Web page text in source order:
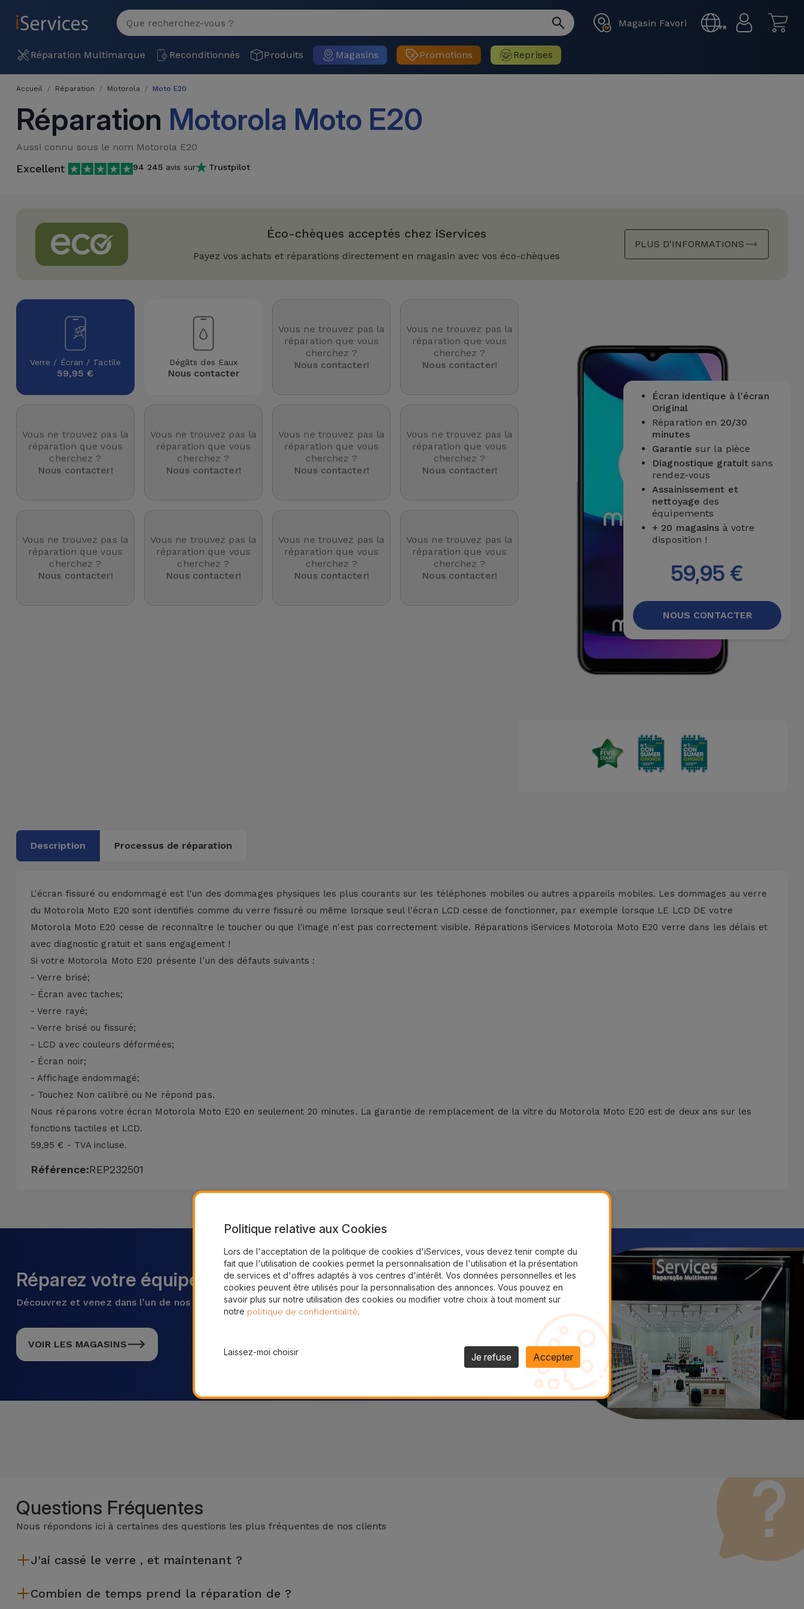
Magasin Favori FR
Réparation Multimarque Reconditionnés Produits Magasins Promotions Reprises
MENU
Réparation
Différentes
Causes de
Pannes
Macbook
Watch
Samsung
Huawei
OnePlus
Google
Dyson
Autres
Marques
iPhone
Reconditionnés
iPads
Reconditionnés
Samsungs
Reconditionnés
Jeux
Reconditionnées
Produits
DJI
Câbles
Coques et
Batteries
Externes
Ecouteurs
Connectées
et
Bracelets
Mobilité,
Auto et
Accessoires
d'ordinateur
Accessoires
tout
Magasins
Reprises
Voir
Accueil Réparation Motorola Moto E20
Réparation Motorola Moto E20
Aussi connu sous le nom Motorola E20
Excellent 94 245avis sur Trustpilot
Éco-chèques acceptés chez iServices
Payez vos achats et réparations directement en magasin avec vos éco-chèques
PLUS D'INFORMATIONS
Verre / Écran / Tactile
59,95 €
Dégâts des Eaux
Nous contacter
Vous ne trouvez pas la
réparation que vous
cherchez ?
Nous contacter!
Vous ne trouvez pas la
réparation que vous
cherchez ?
Nous contacter!
Vous ne trouvez pas la
réparation que vous
cherchez ?
Nous contacter!
Vous ne trouvez pas la
réparation que vous
cherchez ?
Nous contacter!
Vous ne trouvez pas la
réparation que vous
cherchez ?
Nous contacter!
Vous ne trouvez pas la
réparation que vous
cherchez ?
Nous contacter!
Vous ne trouvez pas la
réparation que vous
cherchez ?
Nous contacter!
Vous ne trouvez pas la
réparation que vous
cherchez ?
Nous contacter!
Vous ne trouvez pas la
réparation que vous
cherchez ?
Nous contacter!
Vous ne trouvez pas la
réparation que vous
cherchez ?
Nous contacter!
Écran identique à l'écran
Original
Réparation en 20/30
minutes
Garantie sur la pièce
Diagnostique gratuit sans
rendez-vous
Assainissement et
nettoyage des
équipements
+ 20 magasins à votre
disposition !
59,95 €
NOUS CONTACTER
Description Processus de réparation
L'écran fissuré ou endommagé est l'un des dommages physiques les plus courants sur les téléphones mobiles ou autres appareils mobiles. Les dommages au verre
du Motorola Moto E20 sont identifiés comme du verre fissuré ou même lorsque seul l'écran LCD cesse de fonctionner, par exemple lorsque LE LCD DE votre
Motorola Moto E20 cesse de reconnaître le toucher ou que l'image n'est pas correctement visible. Réparations iServices Motorola Moto E20 verre dans les délais et
avec diagnostic gratuit et sans engagement !
Si votre Motorola Moto E20 présente l'un des défauts suivants :
- Verre brisé;
- Écran avec taches;
- Verre rayé;
- Verre brisé ou fissuré;
- LCD avec couleurs déformées;
- Écran noir;
- Affichage endommagé;
- Touchez Non calibré ou Ne répond pas.
Nous réparons votre écran Motorola Moto E20 en seulement 20 minutes. La garantie de remplacement de la vitre du Motorola Moto E20 est de deux ans sur les
fonctions tactiles et LCD.
59,95 € - TVA incluse.
Référence:REP232501
Réparez votre équipement maintenant !
Découvrez et venez dans l’un de nos plus de 28 magasins au Belgique
VOIR LES MAGASINS
Questions Fréquentes
Nous répondons ici à certaines des questions les plus fréquentes de nos clients
J'ai cassé le verre , et maintenant ?
Combien de temps prend la réparation de ?
Politique relative aux Cookies
Lors de l'acceptation de la politique de cookies d'iServices, vous devez tenir compte du
fait que l'utilisation de cookies permet la personnalisation de l'utilisation et la présentation
de services et d'offres adaptés à vos centres d'intérêt. Vos données personnelles et les
cookies peuvent être utilisés pour la personnalisation des annonces. Vous pouvez en
savoir plus sur notre utilisation des cookies ou modifier votre choix à tout moment sur
notre politique de confidentialité.
Laissez-moi choisir Je refuse Accepter